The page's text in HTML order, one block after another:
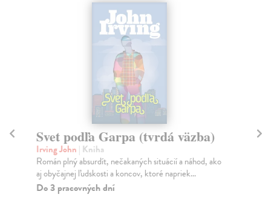
Svet podľa Garpa (tvrdá väzba)
Irving John | Kniha
Román plný absurdít, nečakaných situácií a náhod, ako
aj obyčajnej ľudskosti a koncov, ktoré napriek...
Do 3 pracovných dní